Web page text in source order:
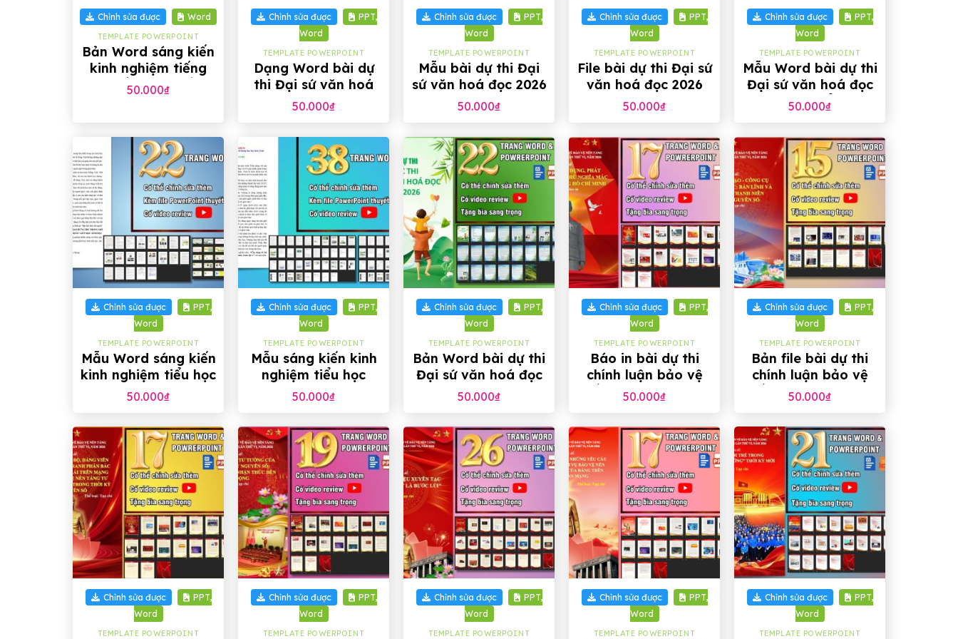
Chỉnh sửa được Word
TEMPLATE POWERPOINT
Bản Word sáng kiến
kinh nghiệm tiếng
Anh cấp THCS (Ứng
50.000₫
Chỉnh sửa được
PPT,
Word
TEMPLATE POWERPOINT
Dạng Word bài dự
thi Đại sứ văn hoá
đọc năm 2026
50.000₫
Chỉnh sửa được
PPT,
Word
TEMPLATE POWERPOINT
Mẫu bài dự thi Đại
sứ văn hoá đọc 2026
bản Word
50.000₫
Chỉnh sửa được
PPT,
Word
TEMPLATE POWERPOINT
File bài dự thi Đại sứ
văn hoá đọc 2026
50.000₫
Chỉnh sửa được
PPT,
Word
TEMPLATE POWERPOINT
Mẫu Word bài dự thi
Đại sứ văn hoá đọc
2026 cho tiểu học
50.000₫
Chỉnh sửa được
PPT,
Word
TEMPLATE POWERPOINT
Mẫu Word sáng kiến
kinh nghiệm tiểu học
50.000₫
Chỉnh sửa được
PPT,
Word
TEMPLATE POWERPOINT
Mẫu sáng kiến kinh
nghiệm tiểu học
50.000₫
+
Chỉnh sửa được
PPT,
Word
TEMPLATE POWERPOINT
Bản Word bài dự thi
Đại sứ văn hoá đọc
2026
50.000₫
+
Chỉnh sửa được
PPT,
Word
TEMPLATE POWERPOINT
Báo in bài dự thi
chính luận bảo vệ
nền tảng tư tưởng
50.000₫
+
Chỉnh sửa được
PPT,
Word
TEMPLATE POWERPOINT
Bản file bài dự thi
chính luận bảo vệ
nền tảng tư tưởng
50.000₫
+
Chỉnh sửa được
PPT,
Word
TEMPLATE POWERPOINT
+
Chỉnh sửa được
PPT,
Word
TEMPLATE POWERPOINT
+
Chỉnh sửa được
PPT,
Word
TEMPLATE POWERPOINT
+
Chỉnh sửa được
PPT,
Word
TEMPLATE POWERPOINT
+
Chỉnh sửa được
PPT,
Word
TEMPLATE POWERPOINT